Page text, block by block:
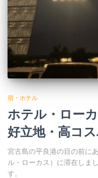
宿・ホテル
ホテル・ロー
好立地・高コ
宮古島の平良港の目の前に
ル・ローカス）に滞在しま
す。